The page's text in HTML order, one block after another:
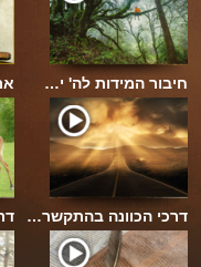
חיבור המידות לה' י…
דרכי הכוונה בהתקשר…